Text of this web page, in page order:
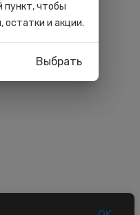
пункт, чтобы
остатки и акции.
Выбрать